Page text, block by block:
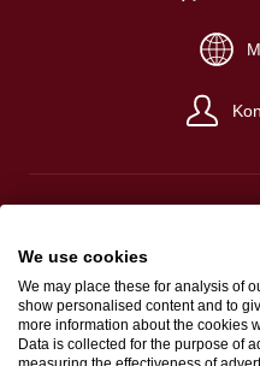
Impresum
Platební a
Ochrana údajů
We use cookies
We may place these for analysis of
show personalised content and to
more information about the cookies
Data is collected for the purpose of